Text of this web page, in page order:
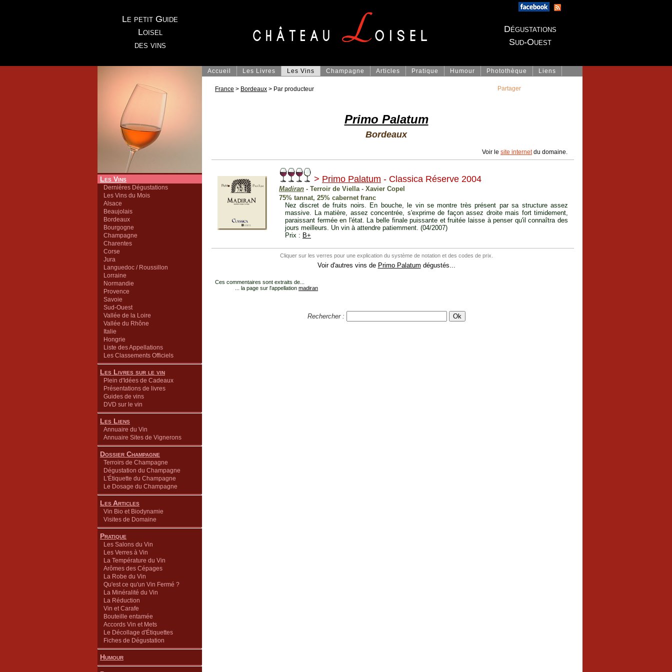
Le petit Guide
Loisel
des vins
Dégustations
Sud-Ouest
Les Vins
Dernières Dégustations
Les Vins du Mois
Alsace
Beaujolais
Bordeaux
Bourgogne
Champagne
Charentes
Corse
Jura
Languedoc / Roussillon
Lorraine
Normandie
Provence
Savoie
Sud-Ouest
Vallée de la Loire
Vallée du Rhône
Italie
Hongrie
Liste des Appellations
Les Classements Officiels
Les Livres sur le vin
Plein d'Idées de Cadeaux
Présentations de livres
Guides de vins
DVD sur le vin
Les Liens
Annuaire du Vin
Annuaire Sites de Vignerons
Dossier Champagne
Terroirs de Champagne
Dégustation du Champagne
L'Étiquette du Champagne
Le Dosage du Champagne
Les Articles
Vin Bio et Biodynamie
Visites de Domaine
Pratique
Les Salons du Vin
Les Verres à Vin
La Température du Vin
Arômes des Cépages
La Robe du Vin
Qu'est ce qu'un Vin Fermé ?
La Minéralité du Vin
La Réduction
Vin et Carafe
Bouteille entamée
Accords Vin et Mets
Le Décollage d'Étiquettes
Fiches de Dégustation
Humour
Accueil Les Livres Les Vins Champagne Articles Pratique Humour Photothèque Liens
France > Bordeaux > Par producteur
Primo Palatum
Bordeaux
Voir le site internetdu domaine.
> Primo Palatum - Classica Réserve 2004
Madiran - Terroir de Viella - Xavier Copel
75% tannat, 25% cabernet franc
Nez discret de fruits noirs. En bouche, le vin se montre très présent par sa structure assez
massive. La matière, assez concentrée, s'exprime de façon assez droite mais fort timidement,
paraissant fermée en l'état. La belle finale puissante et fruitée laisse à penser qu'il connaîtra des
jours meilleurs. Un vin à attendre patiemment. (04/2007)
Prix : B+
Cliquer sur les verres pour une explication du système de notation et des codes de prix.
Voir d'autres vins de Primo Palatum dégustés...
Ces commentaires sont extraits de...
... la page sur l'appellation madiran
Rechercher :
Partager